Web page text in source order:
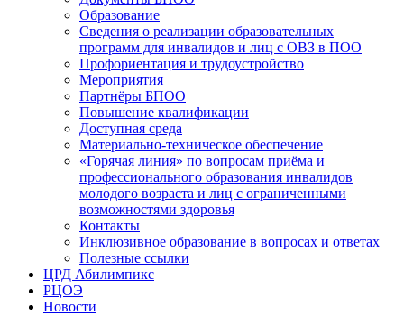
Образование
Сведения о реализации образовательных
программ для инвалидов и лиц с ОВЗ в ПОО
Профориентация и трудоустройство
Мероприятия
Партнёры БПОО
Повышение квалификации
Доступная среда
Материально-техническое обеспечение
«Горячая линия» по вопросам приёма и
профессионального образования инвалидов
молодого возраста и лиц с ограниченными
возможностями здоровья
Контакты
Инклюзивное образование в вопросах и ответах
Полезные ссылки
ЦРД Абилимпикс
РЦОЭ
Новости